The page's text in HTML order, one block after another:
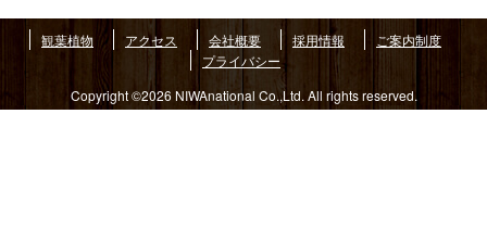
観葉植物 アクセス 会社概要 採用情報
ご案内制度
プライバシー
Copyright ©2026 NIWAnational Co.,Ltd. All rights reserved.